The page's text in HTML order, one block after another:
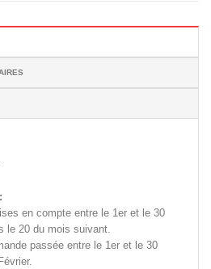
en compte entre le 1er et le 30
le 20 du mois suivant.
passée entre le 1er et le 30